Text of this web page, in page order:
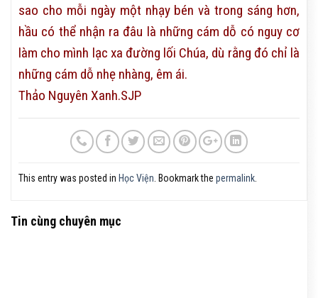
sao cho mỗi ngày một nhạy bén và trong sáng hơn,
hầu có thể nhận ra đâu là những cám dỗ có nguy cơ
làm cho mình lạc xa đường lối Chúa, dù rằng đó chỉ là
những cám dỗ nhẹ nhàng, êm ái.
Thảo Nguyên Xanh.SJP
This entry was posted in Học Viện . Bookmark the permalink
Tin cùng chuyên mục